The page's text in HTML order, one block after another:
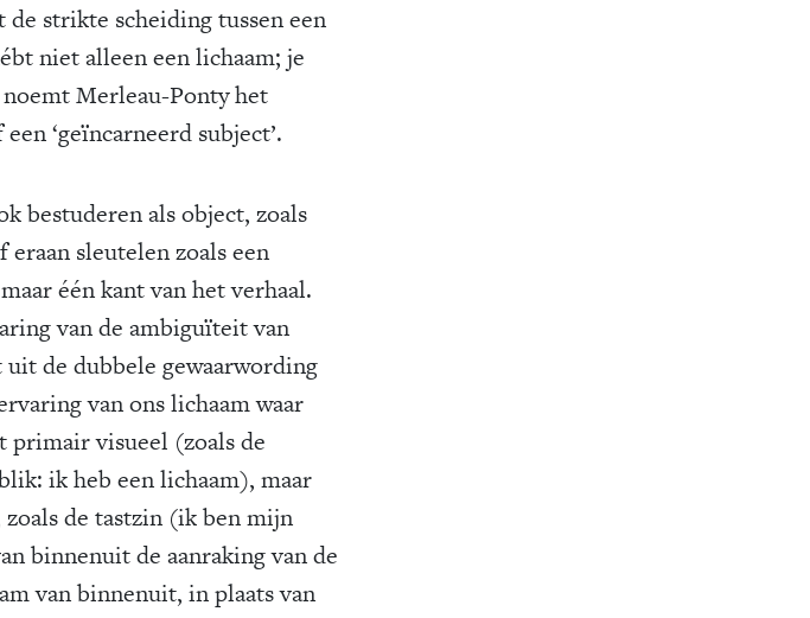
de strikte scheiding tussen een
niet alleen een lichaam; je
Merleau-Ponty het
‘geïncarneerd subject’.
bestuderen als object, zoals
sleutelen zoals een
één kant van het verhaal.
van de ambiguïteit van
de dubbele gewaarwording
van ons lichaam waar
visueel (zoals de
ik heb een lichaam), maar
de tastzin (ik ben mijn
binnenuit de aanraking van de
van binnenuit, in plaats van